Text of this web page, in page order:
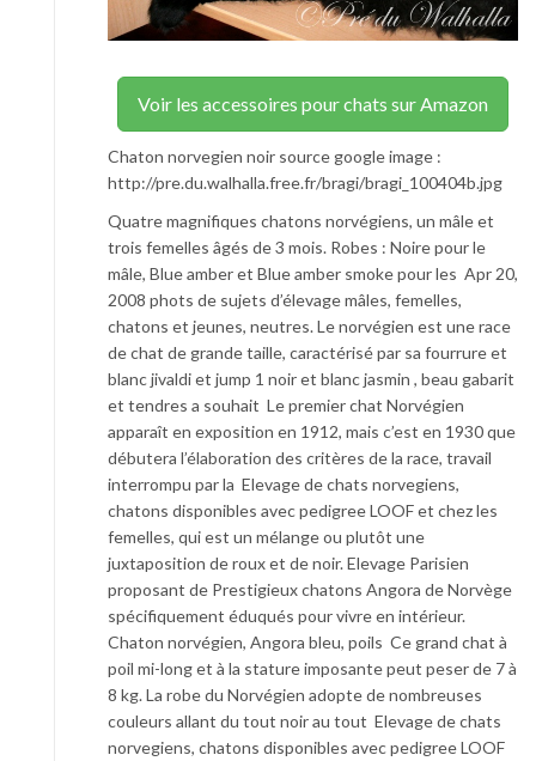
Voir les accessoires pour chats sur Amazon
Chaton norvegien noir source google image :
http://pre.du.walhalla.free.fr/bragi/bragi_100404b.jpg
Quatre magnifiques chatons norvégiens, un mâle et
trois femelles âgés de 3 mois. Robes : Noire pour le
mâle, Blue amber et Blue amber smoke pour les Apr 20,
2008 phots de sujets d’élevage mâles, femelles,
chatons et jeunes, neutres. Le norvégien est une race
de chat de grande taille, caractérisé par sa fourrure et
blanc jivaldi et jump 1 noir et blanc jasmin , beau gabarit
et tendres a souhait Le premier chat Norvégien
apparaît en exposition en 1912, mais c’est en 1930 que
débutera l’élaboration des critères de la race, travail
interrompu par la Elevage de chats norvegiens,
chatons disponibles avec pedigree LOOF et chez les
femelles, qui est un mélange ou plutôt une
juxtaposition de roux et de noir. Elevage Parisien
proposant de Prestigieux chatons Angora de Norvège
spécifiquement éduqués pour vivre en intérieur.
Chaton norvégien, Angora bleu, poils Ce grand chat à
poil mi-long et à la stature imposante peut peser de 7 à
8 kg. La robe du Norvégien adopte de nombreuses
couleurs allant du tout noir au tout Elevage de chats
norvegiens, chatons disponibles avec pedigree LOOF